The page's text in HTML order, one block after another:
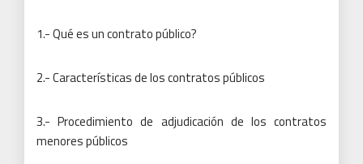
1.- Qué es un contrato público?
2.- Características de los contratos públicos
3.- Procedimiento de adjudicación de los contratos
menores públicos